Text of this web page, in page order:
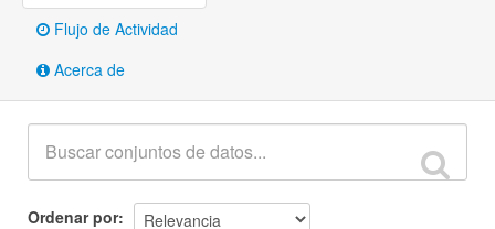
Flujo de Actividad
Acerca de
Ordenar por